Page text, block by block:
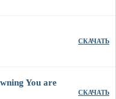
СКАЧАТЬ
You are
СКАЧАТЬ